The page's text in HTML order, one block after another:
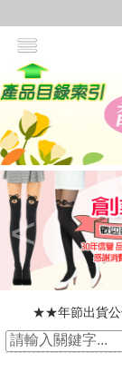
<
★★年節出貨
加入會員,即可
新官網，購物